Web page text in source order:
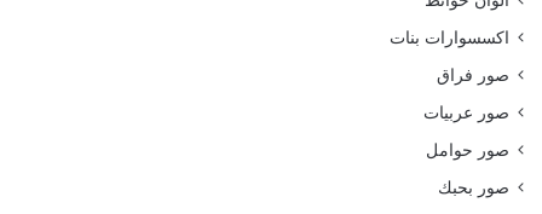
اكسسوارات بنات
صور فراق
صور عربيات
صور حوامل
صور بحبك